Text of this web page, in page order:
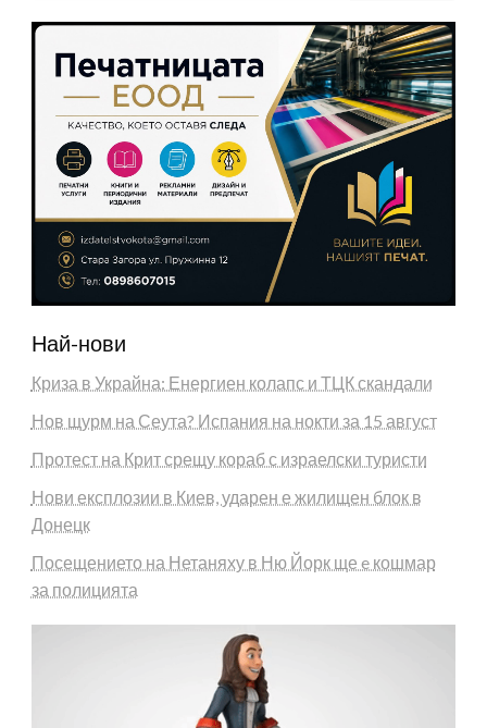
Най-нови
Криза в Украйна: Енергиен колапс и ТЦК скандали
Нов щурм на Сеута? Испания на нокти за 15 август
Протест на Крит срещу кораб с израелски туристи
Нови експлозии в Киев, ударен е жилищен блок в
Донецк
Посещението на Нетаняху в Ню Йорк ще e кошмар
за полицията